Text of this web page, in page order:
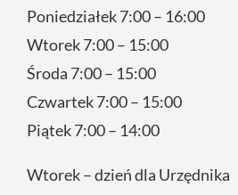
Poniedziałek 7:00 – 16:00
Wtorek 7:00 – 15:00
Środa 7:00 – 15:00
Czwartek 7:00 – 15:00
Piątek 7:00 – 14:00
Wtorek – dzień dla Urzędnika